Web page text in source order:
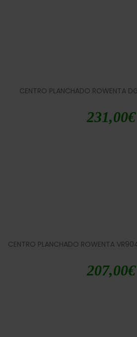
CENTRO PLANCHADO ROWENTA
231,00€
CENTRO PLANCHADO ROWENTA
207,00€